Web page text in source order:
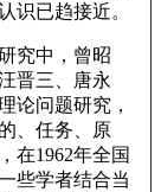
识已趋接近。
究中，曾昭
晋三、唐永
论问题研究，
、任务、原
在1962年全国
些学者结合当